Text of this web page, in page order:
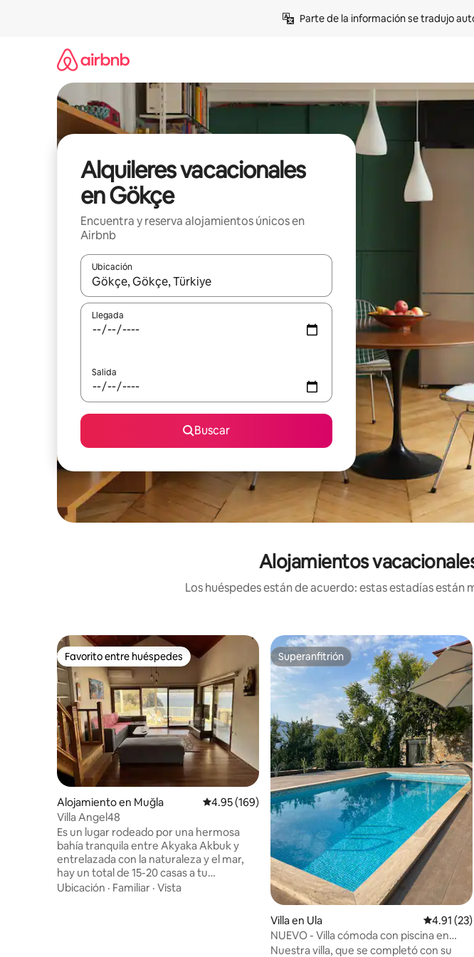
Parte de la información se tradujo
Alquileres vacacionales
en Gökçe
Encuentra y reserva alojamientos únicos en
Airbnb
Ubicación
Cuando los resultados estén disponibles, navega con las teclas de flecha hacia
Llegada
Salida
Buscar
Alojamientos
Los huéspedes están de acuerdo: estas estadías
Favorito entre huéspedes
Favorito entre huéspedes
Alojamiento en Muğla Calificación promedio: 4.95 de 5, 169 reseñas
4.95 (169)
Villa Angel48
Es un lugar rodeado por una hermosa
bahía tranquila entre Akyaka Akbuk y
entrelazada con la naturaleza y el mar,
hay un total de 15-20 casas a tu
alrededor, un lugar uno a uno para leer
Ubicación · Familiar · Vista
Superanfitrión
Superanfitrión
Villa en Ula
4.91 (23)
NUEVO - Villa cómoda con piscina en
Akyaka
Nuestra villa, que se completó con su